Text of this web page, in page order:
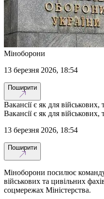
Міноборони
13 березня 2026, 18:54
Поширити
Вакансії є як для військових,
Вакансії є як для військових,
13 березня 2026, 18:54
Поширити
Міноборони посилює команду
військових та цивільних
соцмережах Міністерства.